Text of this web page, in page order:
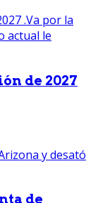
de 2027
de